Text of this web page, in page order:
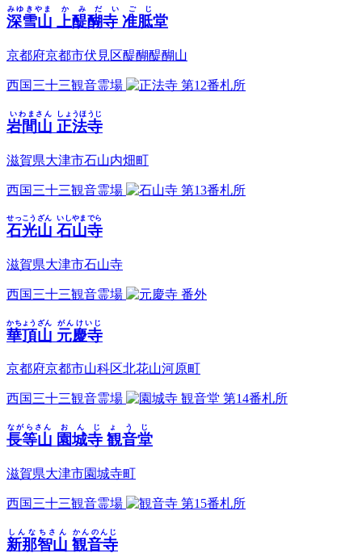
深雪山
みゆきやま
上醍醐寺 准胝堂
かみだいごじ
京都府京都市伏見区醍醐醍醐山
西国三十三観音霊場 第12番札所
岩間山
いわまさん
正法寺
しょうほうじ
滋賀県大津市石山内畑町
西国三十三観音霊場 第13番札所
石光山
せっこうざん
石山寺
いしやまでら
滋賀県大津市石山寺
西国三十三観音霊場 番外
華頂山
かちょうざん
元慶寺
がんけいじ
京都府京都市山科区北花山河原町
西国三十三観音霊場 第14番札所
長等山
ながらさん
園城寺 観音堂
おんじょうじ
滋賀県大津市園城寺町
西国三十三観音霊場 第15番札所
新那智山
しんなちさん
観音寺
かんのんじ